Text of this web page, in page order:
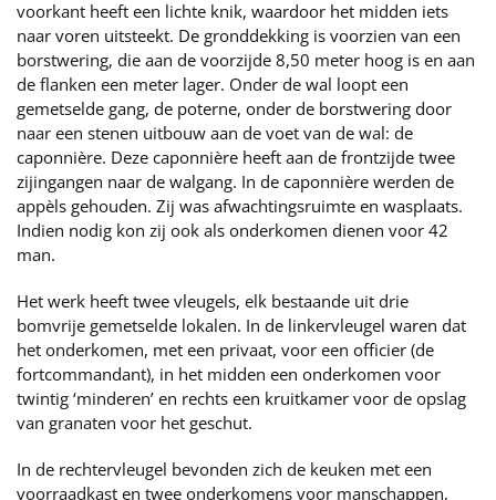
voorkant heeft een lichte knik, waardoor het midden iets
naar voren uitsteekt. De gronddekking is voorzien van een
borstwering, die aan de voorzijde 8,50 meter hoog is en aan
de flanken een meter lager. Onder de wal loopt een
gemetselde gang, de poterne, onder de borstwering door
naar een stenen uitbouw aan de voet van de wal: de
caponnière. Deze caponnière heeft aan de frontzijde twee
zijingangen naar de walgang. In de caponnière werden de
appèls gehouden. Zij was afwachtingsruimte en wasplaats.
Indien nodig kon zij ook als onderkomen dienen voor 42
man.
Het werk heeft twee vleugels, elk bestaande uit drie
bomvrije gemetselde lokalen. In de linkervleugel waren dat
het onderkomen, met een privaat, voor een officier (de
fortcommandant), in het midden een onderkomen voor
twintig ‘minderen’ en rechts een kruitkamer voor de opslag
van granaten voor het geschut.
In de rechtervleugel bevonden zich de keuken met een
voorraadkast en twee onderkomens voor manschappen,